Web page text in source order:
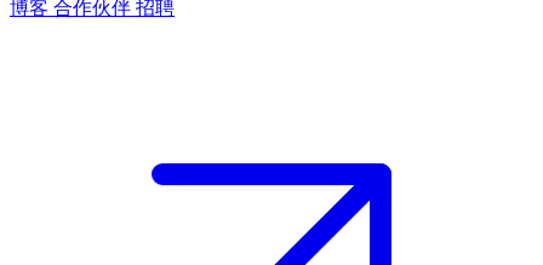
博客 合作伙伴 招聘